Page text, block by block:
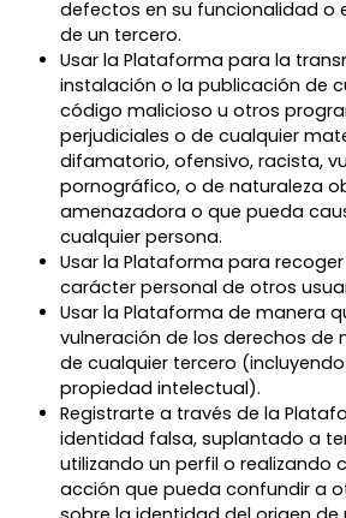
defectos en su funcionalidad o
de un tercero.
Usar la Plataforma para la
instalación o la publicación de
código malicioso u otros
perjudiciales o de cualquier
difamatorio, ofensivo, racista,
pornográfico, o de naturaleza
amenazadora o que pueda
cualquier persona.
Usar la Plataforma para
carácter personal de otros
Usar la Plataforma de manera
vulneración de los derechos
de cualquier tercero
propiedad intelectual).
Registrarte a través de la
identidad falsa, suplantado a
utilizando un perfil o realizando
acción que pueda confundir a